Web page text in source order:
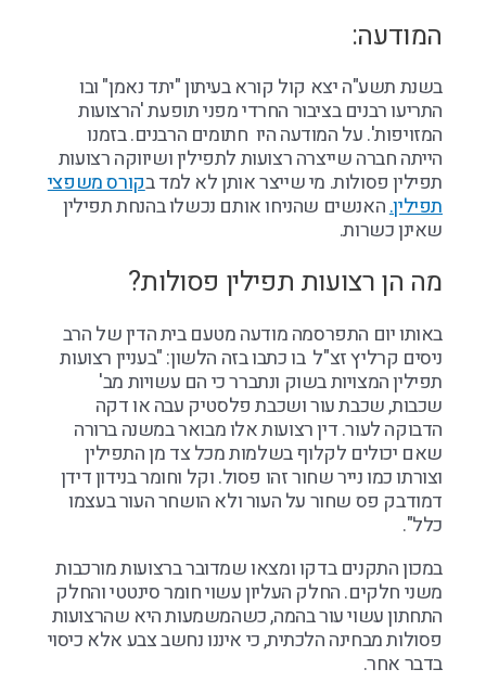
המודעה:
בשנת תשע"ה יצא קול קורא בעיתון "יתד נאמן" ובו
התריעו רבנים בציבור החרדי מפני תופעת 'הרצועות
המזויפות'. על המודעה היו חתומים הרבנים. בזמנו
הייתה חברה שייצרה רצועות לתפילין ושיווקה רצועות
תפילין פסולות. מי שייצר אותן לא למד בקורס משפצי
תפילין.האנשים שהניחו אותם נכשלו בהנחת תפילין
שאינן כשרות.
מה הן רצועות תפילין פסולות?
באותו יום התפרסמה מודעה מטעם בית הדין של הרב
ניסים קרליץ זצ"ל בו כתבו בזה הלשון: "בעניין רצועות
תפילין המצויות בשוק ונתברר כי הם עשויות מב'
שכבות, שכבת עור ושכבת פלסטיק עבה או דקה
הדבוקה לעור. דין רצועות אלו מבואר במשנה ברורה
שאם יכולים לקלוף בשלמות מכל צד מן התפילין
וצורתו כמו נייר שחור זהו פסול. וקל וחומר בנידון דידן
דמודבק פס שחור על העור ולא הושחר העור בעצמו
כלל".
במכון התקנים בדקו ומצאו שמדובר ברצועות מורכבות
משני חלקים. החלק העליון עשוי חומר סינטטי והחלק
התחתון עשוי עור בהמה, כשהמשמעות היא שהרצועות
פסולות מבחינה הלכתית, כי איננו נחשב צבע אלא כיסוי
בדבר אחר.